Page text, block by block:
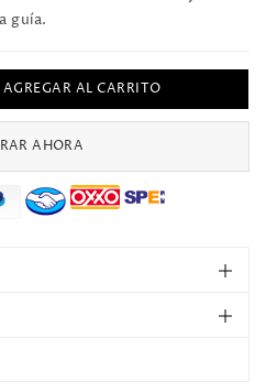
guía.
AGREGAR AL CARRITO
AHORA